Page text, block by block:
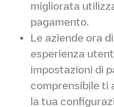
migliorata
pagamento.
Le aziende ora
esperienza
impostazioni di
comprensibile ti
la tua